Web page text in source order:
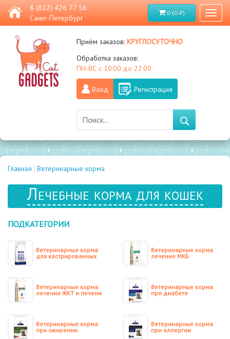
8 (812) 426 77 56
Санкт-Петербург
0 (0 ₽)
Приём заказов:круглосуточно
Обработка заказов:
ПН-ВС с 10:00 до 22:00
Вход Регистрация
Главная Ветеринарные корма
Лечебные корма для кошек
ПОДКАТЕГОРИИ
Ветеринарные корма
для кастрированных
Ветеринарные корма
лечение МКБ
Ветеринарные корма
лечение ЖКТ и печени
Ветеринарные корма
при диабете
Ветеринарные корма
при ожирении
Ветеринарные корма
при аллергии